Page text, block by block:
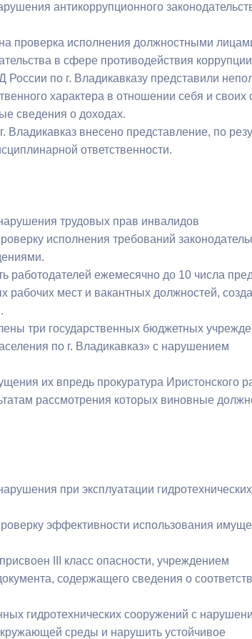
антикоррупционного
проверка исполнения должностными
в сфере противодействия
по г. Владикавказу представили
характера в отношении себя и своих
сведения о доходах.
внесено представление, по
ответственности.
трудовых прав инвалидов
исполнения требований
работодателей ежемесячно до 10 числа
мест и вакантных должностей,
три государственных бюджетных
по г. Владикавказ» с нарушением
их впредь прокуратура Иристонского
рассмотрения которых виновные
при эксплуатации гидротехнических
эффективности использования
III класс опасности, учреждением
содержащего сведения о
гидротехнических сооружений с
среды и нарушить устойчивое